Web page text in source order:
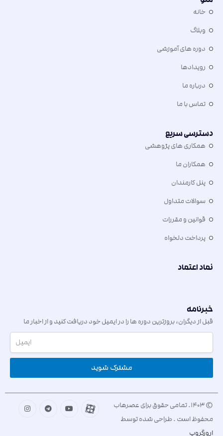
خانه
وبلاگ
دوره های آموزشی
رویدادها
درباره ما
تماس با ما
دسترسی سریع
همکاری های پژوهشی
همکاران ما
پنل کارمندان
سوالات متداول
قوانین و مقررات
پرداخت دلخواه
نماد اعتماد
خبرنامه
قبل از دیگران، بروزترین دوره ها را در ایمیل خود دریافت کنید و از اخبار ما
مطلع شوید.
مشترک شوید
© 1403. تمامی حقوق برای عصرهاب
محفوظ است . طراحی شده توسط
ارورگروپ